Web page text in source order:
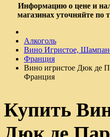
Информацию о цене и
магазинах уточняйте по
Алкоголь
Вино Игристое,
Франция
Вино игристое Дюк де
Франция
Купить